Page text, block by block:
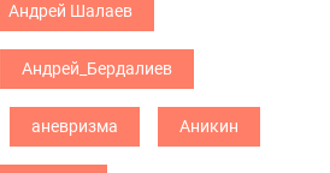
Андрей Шалаев
Андрей_Бердалиев
аневризма Аникин